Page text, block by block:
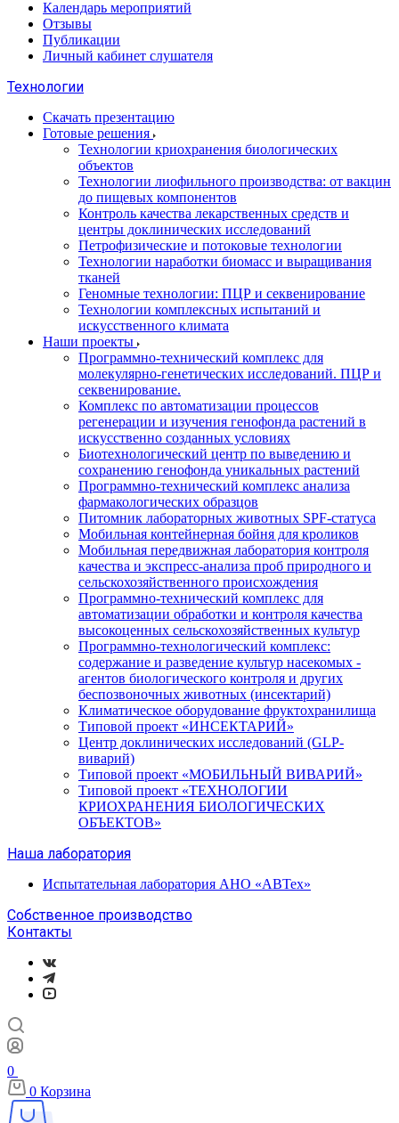
Календарь мероприятий
Отзывы
Публикации
Личный кабинет слушателя
Технологии
Скачать презентацию
Готовые решения
Технологии криохранения биологических
объектов
Технологии лиофильного производства: от вакцин
до пищевых компонентов
Контроль качества лекарственных средств и
центры доклинических исследований
Петрофизические и потоковые технологии
Технологии наработки биомасс и выращивания
тканей
Геномные технологии: ПЦР и секвенирование
Технологии комплексных испытаний и
искусственного климата
Наши проекты
Программно-технический комплекс для
молекулярно-генетических исследований. ПЦР и
секвенирование.
Комплекс по автоматизации процессов
регенерации и изучения генофонда растений в
искусственно созданных условиях
Биотехнологический центр по выведению и
сохранению генофонда уникальных растений
Программно-технический комплекс анализа
фармакологических образцов
Питомник лабораторных животных SPF-статуса
Мобильная контейнерная бойня для кроликов
Мобильная передвижная лаборатория контроля
качества и экспресс-анализа проб природного и
сельскохозяйственного происхождения
Программно-технический комплекс для
автоматизации обработки и контроля качества
высокоценных сельскохозяйственных культур
Программно-технологический комплекс:
содержание и разведение культур насекомых -
агентов биологического контроля и других
беспозвоночных животных (инсектарий)
Климатическое оборудование фруктохранилища
Типовой проект «ИНСЕКТАРИЙ»
Центр доклинических исследований (GLP-
виварий)
Типовой проект «МОБИЛЬНЫЙ ВИВАРИЙ»
Типовой проект «ТЕХНОЛОГИИ
КРИОХРАНЕНИЯ БИОЛОГИЧЕСКИХ
ОБЪЕКТОВ»
Наша лаборатория
Испытательная лаборатория АНО «АВТех»
Собственное производство
Контакты
0
0 Корзина